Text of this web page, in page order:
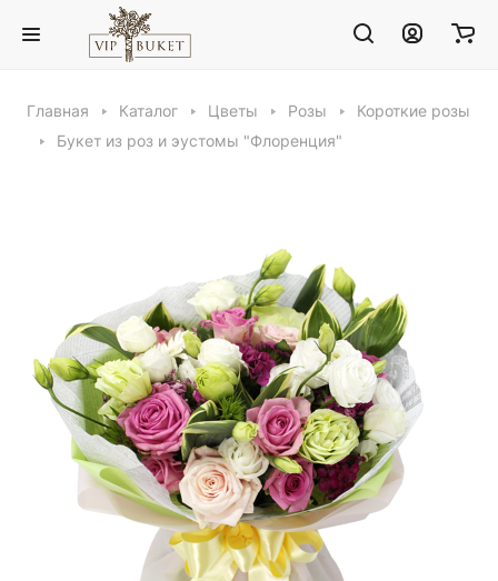
Главная Каталог Цветы Розы
Короткие розы
Букет из роз и эустомы "Флоренция"